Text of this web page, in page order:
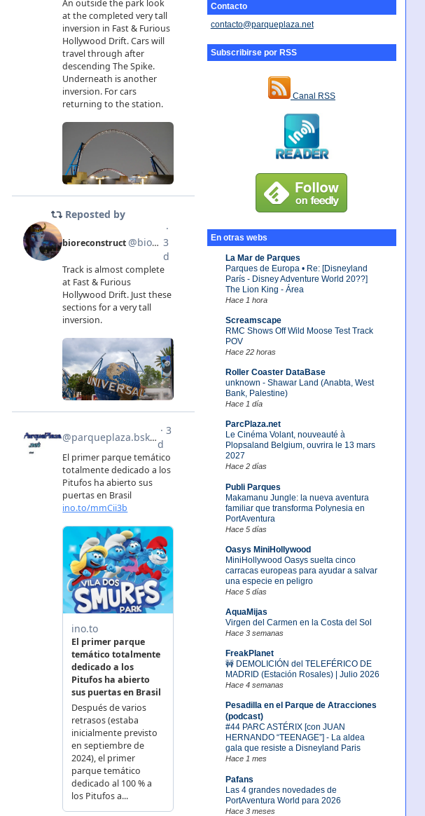
Contacto
contacto@parqueplaza.net
Subscribirse por RSS
Canal RSS
En otras webs
La Mar de Parques
Parques de Europa • Re: [Disneyland
París - Disney Adventure World 20??]
The Lion King - Área
Hace 1 hora
Screamscape
RMC Shows Off Wild Moose Test Track
POV
Hace 22 horas
Roller Coaster DataBase
unknown - Shawar Land (Anabta, West
Bank, Palestine)
Hace 1 día
ParcPlaza.net
Le Cinéma Volant, nouveauté à
Plopsaland Belgium, ouvrira le 13 mars
2027
Hace 2 días
Publi Parques
Makamanu Jungle: la nueva aventura
familiar que transforma Polynesia en
PortAventura
Hace 5 días
Oasys MiniHollywood
MiniHollywood Oasys suelta cinco
carracas europeas para ayudar a salvar
una especie en peligro
Hace 5 días
AquaMijas
Virgen del Carmen en la Costa del Sol
Hace 3 semanas
FreakPlanet
🚧 DEMOLICIÓN del TELEFÉRICO DE
MADRID (Estación Rosales) | Julio 2026
Hace 4 semanas
Pesadilla en el Parque de Atracciones
(podcast)
#44 PARC ASTÉRIX [con JUAN
HERNANDO “TEENAGE”] - La aldea
gala que resiste a Disneyland Paris
Hace 1 mes
Pafans
Las 4 grandes novedades de
PortAventura World para 2026
Hace 3 meses